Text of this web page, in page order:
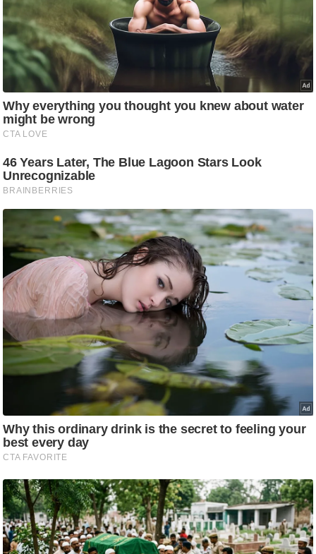
फै
श
न
घ
रे
लू
स्खे
प
न
स्थ
ल
फि
ट
स
मं
रि
ले
श
शि
प
रा
ज